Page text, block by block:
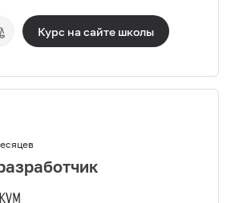
Курс на сайте школы